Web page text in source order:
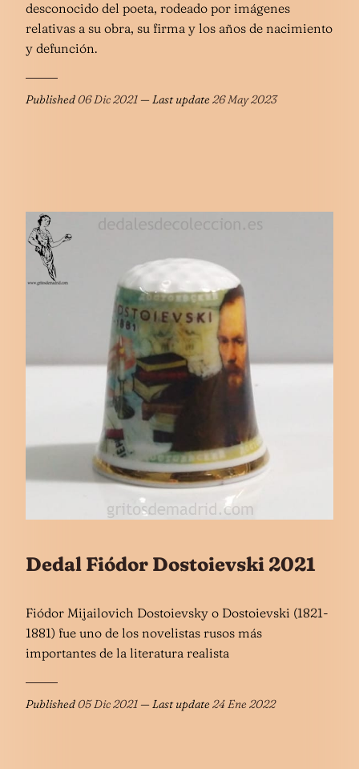
desconocido del poeta, rodeado por imágenes
relativas a su obra, su firma y los años de nacimiento
y defunción.
Published06 Dic 2021— Last update26 May 2023
Dedal Fiódor Dostoievski 2021
Fiódor Mijailovich Dostoievsky o Dostoievski (1821-
1881) fue uno de los novelistas rusos más
importantes de la literatura realista
Published05 Dic 2021— Last update24 Ene 2022